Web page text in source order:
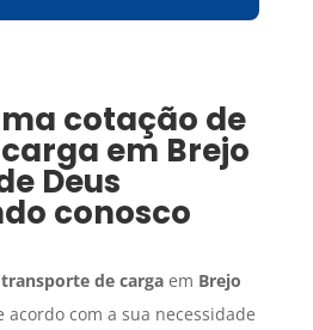
cotação de
em Brejo
Deus
conosco
de cargaem Brejo
acordo com a sua necessidade